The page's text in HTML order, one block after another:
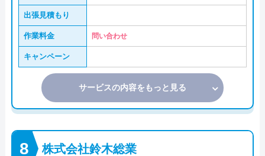
出張見積もり
作業料金 問い合わせ
キャンペーン
サービスの内容をもっと見る
株式会社鈴木総業